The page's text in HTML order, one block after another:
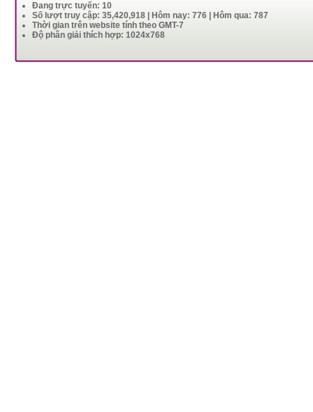
Đang trực tuyến: 10
Số lượt truy cập: 35,420,918 | Hôm nay: 776 | Hôm qua: 787
Thời gian trên website tính theo GMT-7
Độ phân giải thích hợp: 1024x768